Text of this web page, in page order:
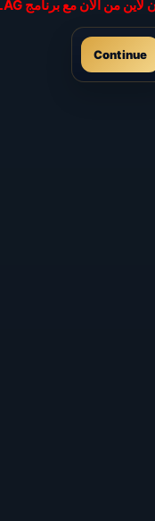
Continue